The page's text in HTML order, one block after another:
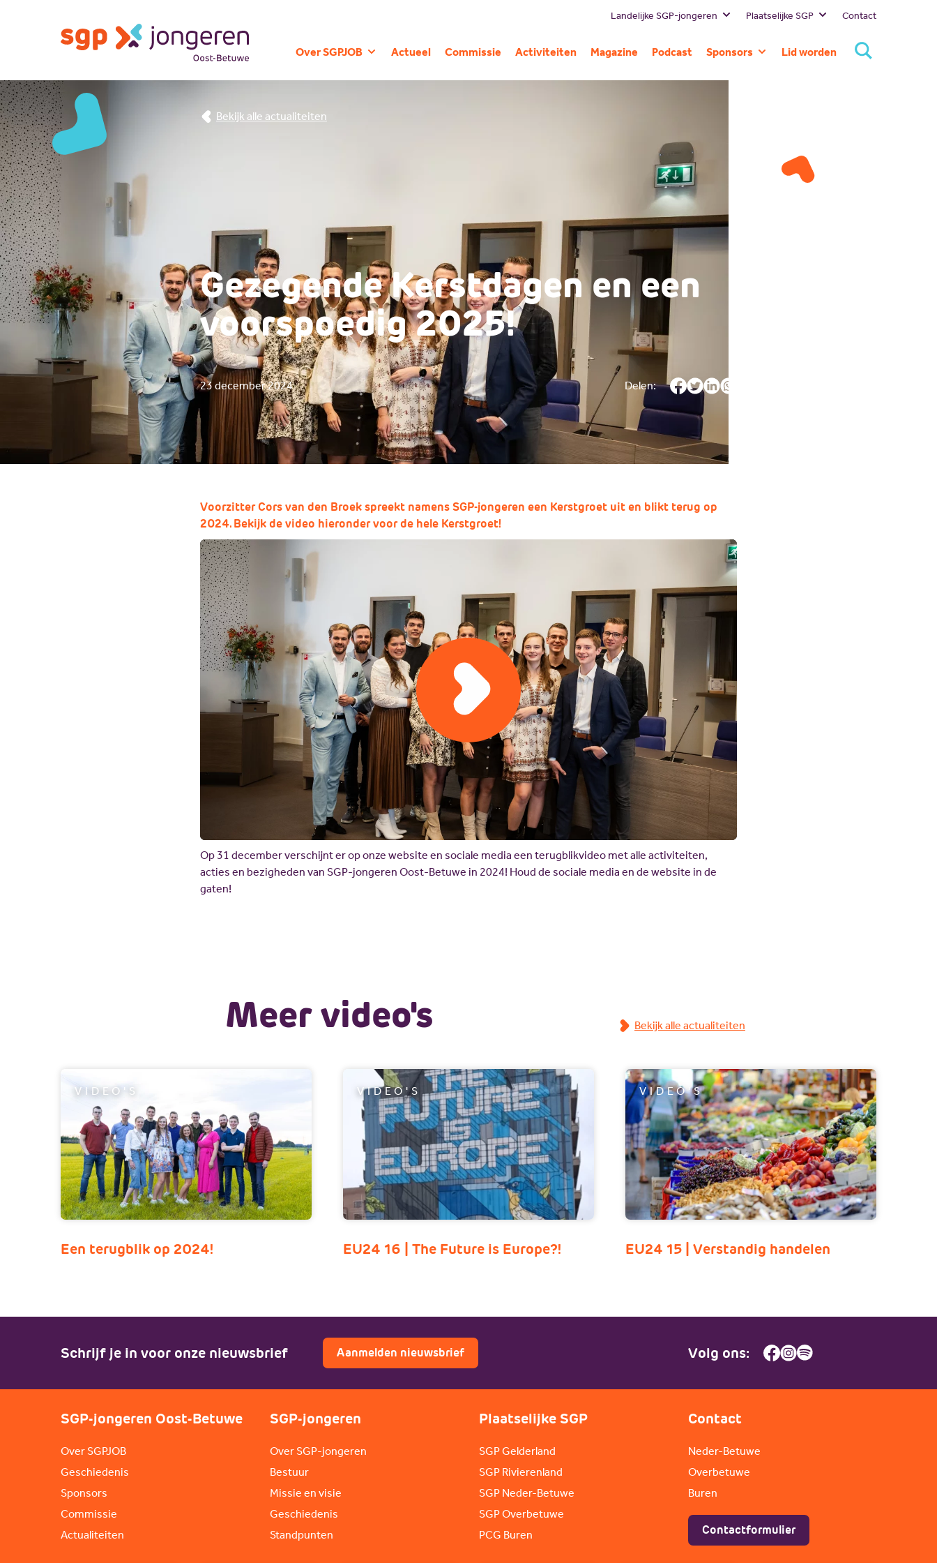
Landelijke SGP-jongeren Plaatselijke SGP
politici
Rivierenland
Contact
Over SGPJOB
Geschiedenis
Actueel Commissie Activiteiten Magazine Podcast Sponsors
Huidige
Lid worden
Bekijk alle actualiteiten
Gezegende Kerstdagen en een
voorspoedig 2025!
23 december 2024 Delen:
Voorzitter Cors van den Broek spreekt namens SGP-jongeren een Kerstgroet uit en blikt terug op
2024. Bekijk de video hieronder voor de hele Kerstgroet!
Op 31 december verschijnt er op onze website en sociale media een terugblikvideo met alle activiteiten,
acties en bezigheden van SGP-jongeren Oost-Betuwe in 2024! Houd de sociale media en de website in de
gaten!
Meer video's Bekijk alle actualiteiten
VIDEO'S
Een terugblik op 2024!
VIDEO'S
EU24 16 | The Future is Europe?!
VIDEO'S
EU24 15 | Verstandig handelen
Schrijf je in voor onze nieuwsbrief Aanmelden nieuwsbrief Volg ons:
SGP-jongeren Oost-Betuwe
Over SGPJOB
Geschiedenis
Sponsors
Commissie
Actualiteiten
SGP-jongeren
Over SGP-jongeren
Bestuur
Missie en visie
Geschiedenis
Standpunten
Plaatselijke SGP
SGP Gelderland
SGP Rivierenland
SGP Neder-Betuwe
SGP Overbetuwe
PCG Buren
Contact
Neder-Betuwe
Overbetuwe
Buren
Contactformulier